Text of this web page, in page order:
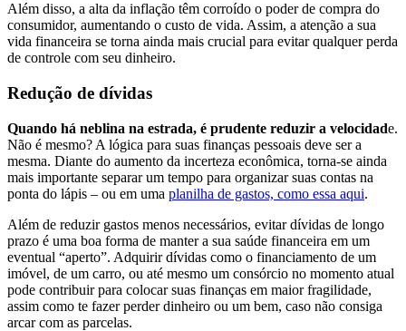
Além disso, a alta da inflação têm corroído o poder de compra do
consumidor, aumentando o custo de vida. Assim, a atenção a sua
vida financeira se torna ainda mais crucial para evitar qualquer perda
de controle com seu dinheiro.
Redução de dívidas
Quando há neblina na estrada, é prudente reduzir a velocidade.
Não é mesmo? A lógica para suas finanças pessoais deve ser a
mesma. Diante do aumento da incerteza econômica, torna-se ainda
mais importante separar um tempo para organizar suas contas na
ponta do lápis – ou em uma planilha de gastos, como essa aqui.
Além de reduzir gastos menos necessários, evitar dívidas de longo
prazo é uma boa forma de manter a sua saúde financeira em um
eventual “aperto”. Adquirir dívidas como o financiamento de um
imóvel, de um carro, ou até mesmo um consórcio no momento atual
pode contribuir para colocar suas finanças em maior fragilidade,
assim como te fazer perder dinheiro ou um bem, caso não consiga
arcar com as parcelas.